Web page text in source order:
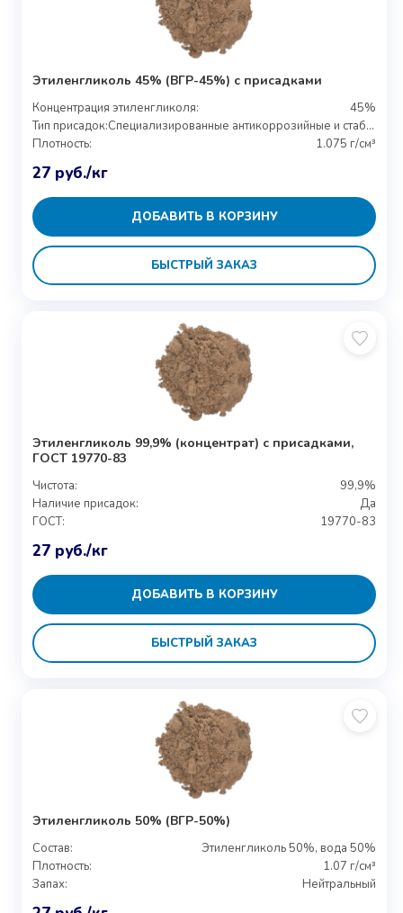
Этиленгликоль 45% (ВГР-45%) с присадками
Концентрация этиленгликоля:
45%
Тип присадок:
Специализированные антикоррозийные и стабилизирующие присадки
Плотность:
1.075 г/см³
27 руб./кг
ДОБАВИТЬ В КОРЗИНУ
БЫСТРЫЙ ЗАКАЗ
Этиленгликоль 99,9% (концентрат) с присадками,
ГОСТ 19770-83
Чистота:
99,9%
Наличие присадок:
Да
ГОСТ:
19770-83
27 руб./кг
ДОБАВИТЬ В КОРЗИНУ
БЫСТРЫЙ ЗАКАЗ
Этиленгликоль 50% (ВГР-50%)
Состав:
Этиленгликоль 50%, вода 50%
Плотность:
1.07 г/см³
Запах:
Нейтральный